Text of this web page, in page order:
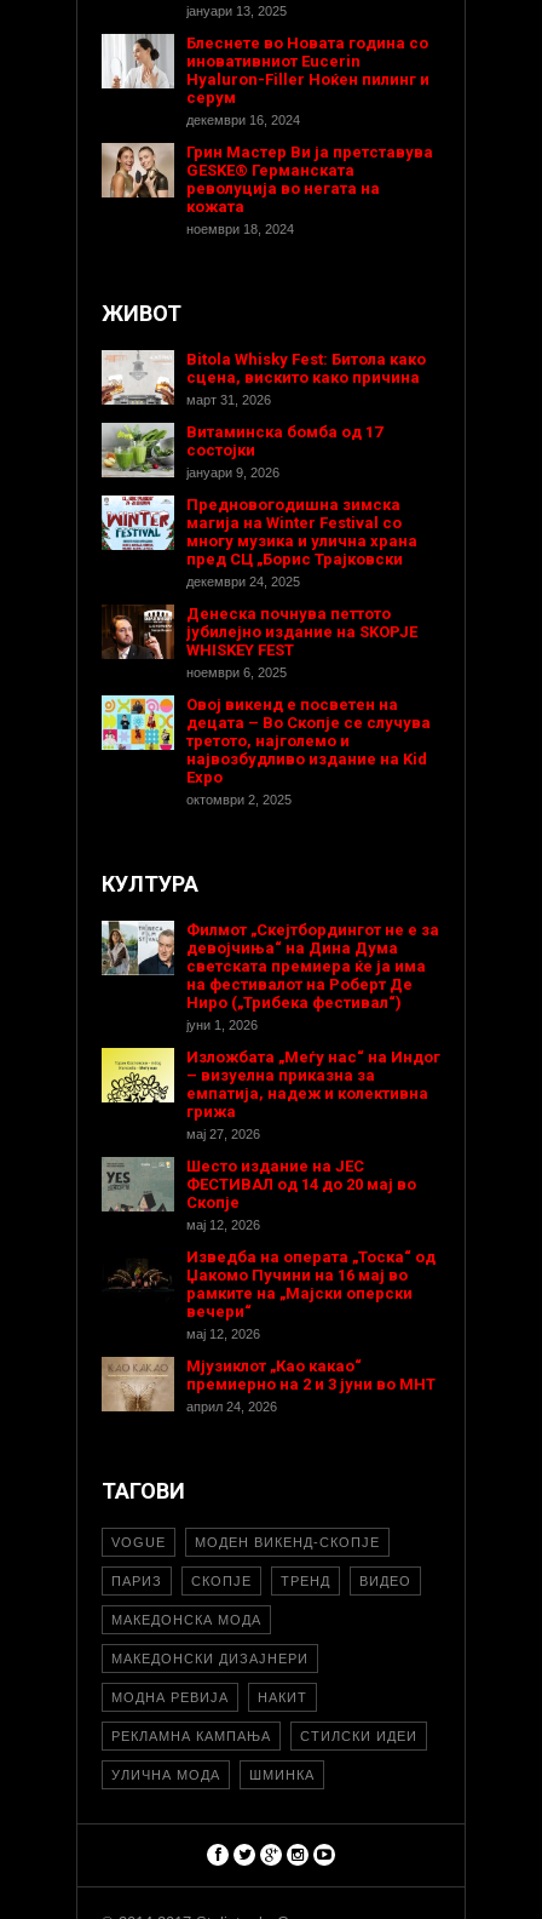
јануари 13, 2025
Блеснете во Новата година со
иновативниот Eucerin
Hyaluron-Filler Ноќен пилинг и
серум
декември 16, 2024
Грин Мастер Ви ја претставува
GESKE® Германската
револуција во негата на
кожата
ноември 18, 2024
ЖИВОТ
Bitola Whisky Fest: Битола како
сцена, вискито како причина
март 31, 2026
Витаминска бомба од 17
состојки
јануари 9, 2026
Предновогодишнa зимска
магија на Winter Festival со
многу музика и улична храна
пред СЦ „Борис Трајковски
декември 24, 2025
Денеска почнува петтото
јубилејно издание на SKOPJE
WHISKEY FEST
ноември 6, 2025
Овој викенд е посветен на
децата – Во Скопје се случува
третото, најголемо и
највозбудливо издание на Kid
Expo
октомври 2, 2025
КУЛТУРА
Филмот „Скејтбордингот не е за
девојчиња“ на Дина Дума
светската премиера ќе ја има
на фестивалот на Роберт Де
Ниро („Трибека фестивал“)
јуни 1, 2026
Изложбата „Меѓу нас“ на Индог
– визуелна приказна за
емпатија, надеж и колективна
грижа
мај 27, 2026
Шесто издание на ЈЕС
ФЕСТИВАЛ од 14 до 20 мај во
Скопје
мај 12, 2026
Изведба на операта „Тоска“ од
Џакомо Пучини на 16 мај во
рамките на „Мајски оперски
вечери“
мај 12, 2026
Мјузиклот „Као какао“
премиерно на 2 и 3 јуни во МНТ
април 24, 2026
ТАГОВИ
VOGUE МОДЕН ВИКЕНД-СКОПЈЕ
ПАРИЗ СКОПЈЕ ТРЕНД ВИДЕО
МАКЕДОНСКА МОДА
МАКЕДОНСКИ ДИЗАЈНЕРИ
МОДНА РЕВИЈА НАКИТ
РЕКЛАМНА КАМПАЊА СТИЛСКИ ИДЕИ
УЛИЧНА МОДА ШМИНКА